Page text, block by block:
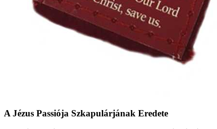
A Jézus Passiója Szkapulárjának Eredete